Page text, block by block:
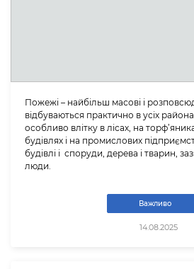
Пожежі – найбільш масові і
відбуваються практично в усіх
особливо влітку в лісах, на
будівлях і на промислових
будівлі і споруди, дерева і тварин,
люди.
Важливо
14.08.2025